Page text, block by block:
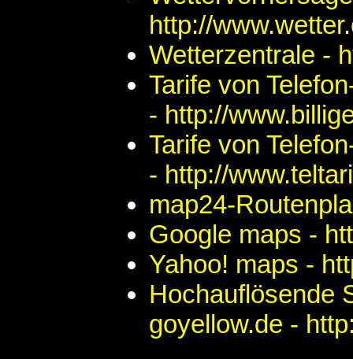
http://
Wetterzentrale -
Tarife von
- http://
Tarife von
- http://
map24-
Google maps -
Yahoo! maps -
Hochauflösende
goyellow.de -